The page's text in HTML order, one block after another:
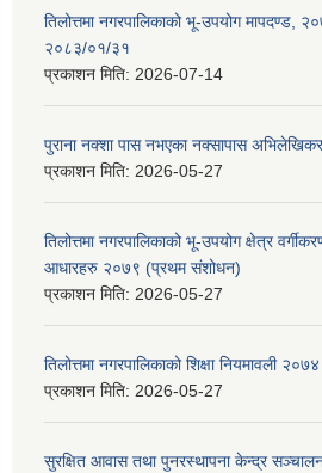
तिलोत्तमा नगरपालिकाको भू-उपयोग मापदण्ड,
२०८३/०१/३१
प्रकाशन मिति: 2026-07-14
पुराना नक्शा पास नभएका नक्सापास
प्रकाशन मिति: 2026-05-27
तिलोत्तमा नगरपालिकाको भू-उपयोग क्षेत्र
आधारहरु २०७९ (प्रथम संशोधन)
प्रकाशन मिति: 2026-05-27
तिलोत्तमा नगरपालिकाको शिक्षा नियमावली
प्रकाशन मिति: 2026-05-27
सुरक्षित आवास तथा पुनरस्थापना केन्द्र सञ्चालन